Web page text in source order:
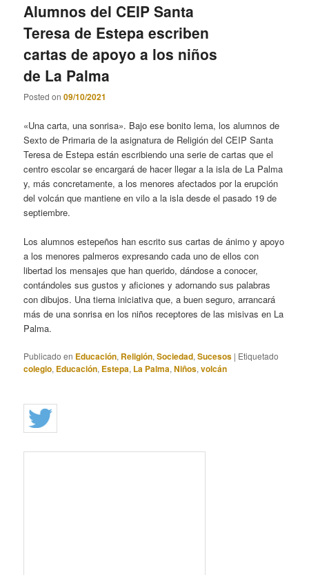
Alumnos del CEIP Santa
Teresa de Estepa escriben
cartas de apoyo a los niños
de La Palma
Posted on09/10/2021
«Una carta, una sonrisa». Bajo ese bonito lema, los alumnos de
Sexto de Primaria de la asignatura de Religión del CEIP Santa
Teresa de Estepa están escribiendo una serie de cartas que el
centro escolar se encargará de hacer llegar a la isla de La Palma
y, más concretamente, a los menores afectados por la erupción
del volcán que mantiene en vilo a la isla desde el pasado 19 de
septiembre.
Los alumnos estepeños han escrito sus cartas de ánimo y apoyo
a los menores palmeros expresando cada uno de ellos con
libertad los mensajes que han querido, dándose a conocer,
contándoles sus gustos y aficiones y adornando sus palabras
con dibujos. Una tierna iniciativa que, a buen seguro, arrancará
más de una sonrisa en los niños receptores de las misivas en La
Palma.
Publicado en Educación, Religión,Sociedad,Sucesos | Etiquetado
colegio, Educación, Estepa, La Palma,Niños,volcán